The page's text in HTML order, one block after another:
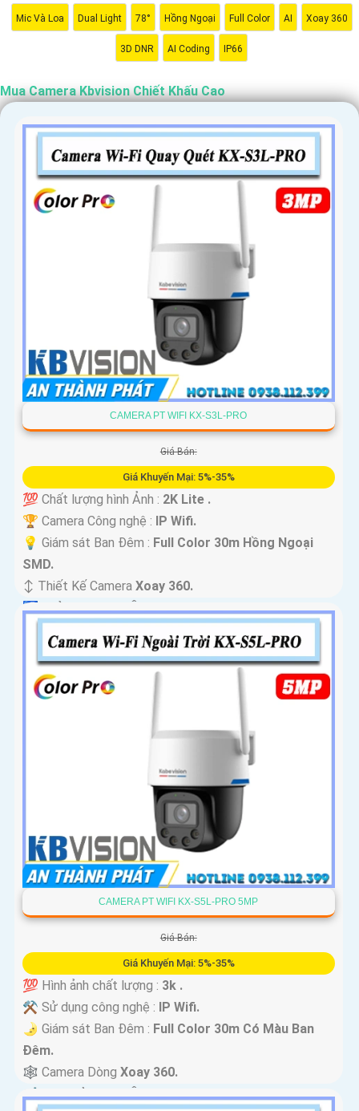
'
Mic Và Loa Dual Light 78° Hồng Ngoại Full Color AI Xoay 360
3D DNR AI Coding IP66
Mua Camera Kbvision Chiết Khấu Cao
CAMERA PT WIFI KX-S3L-PRO
Giá Bán:
Giá Khuyến Mại: 5%-35%
💯 Chất lượng hình Ảnh : 2K Lite .
🏆 Camera Công nghệ : IP Wifi.
💡 Giám sát Ban Đêm : Full Color 30m Hồng Ngoại
SMD.
↕️ Thiết Kế Camera Xoay 360.
️🛃 Khả Năng :Thu Âm.
CAMERA PT WIFI KX-S5L-PRO 5MP
Giá Bán:
Giá Khuyến Mại: 5%-35%
💯 Hình ảnh chất lượng : 3k .
⚒ Sử dụng công nghệ : IP Wifi.
🌛 Giám sát Ban Đêm : Full Color 30m Có Màu Ban
Ðêm.
🕸️ Camera Dòng Xoay 360.
️📢 Đặt Điểm :Thu Âm Và Loa.